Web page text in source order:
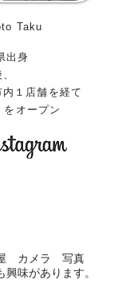
Taku
出身
１店舗を経て
オープン
カメラ 写真
があります。